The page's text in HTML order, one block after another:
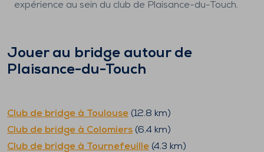
expérience au sein du club de Plaisance-du-Touch.
Jouer au bridge autour de
Plaisance-du-Touch
Club de bridge à Toulouse (12.8 km)
Club de bridge à Colomiers (6.4 km)
Club de bridge à Tournefeuille (4.3 km)